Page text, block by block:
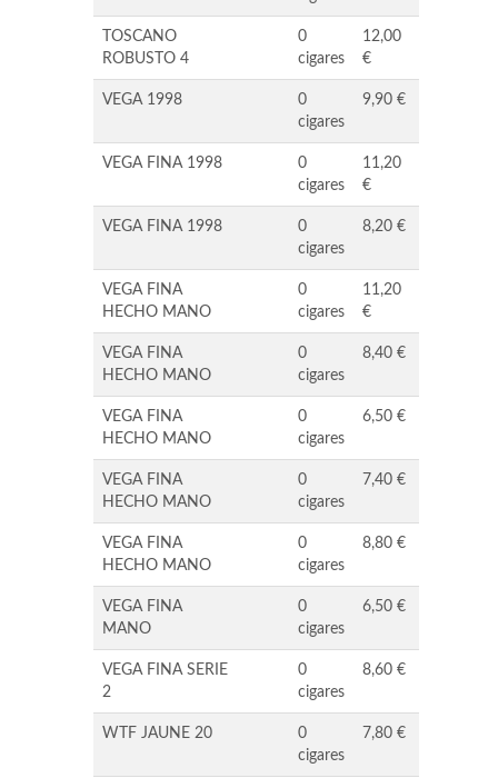
TOSCANO
ROBUSTO 4
0
cigares
12,00
€
VEGA 1998
0
cigares
9,90 €
VEGA FINA 1998
0
cigares
11,20
€
VEGA FINA 1998
0
cigares
8,20 €
VEGA FINA
HECHO MANO
0
cigares
11,20
€
VEGA FINA
HECHO MANO
0
cigares
8,40 €
VEGA FINA
HECHO MANO
0
cigares
6,50 €
VEGA FINA
HECHO MANO
0
cigares
7,40 €
VEGA FINA
HECHO MANO
0
cigares
8,80 €
VEGA FINA
MANO
0
cigares
6,50 €
VEGA FINA SERIE
2
0
cigares
8,60 €
WTF JAUNE 20
0
cigares
7,80 €